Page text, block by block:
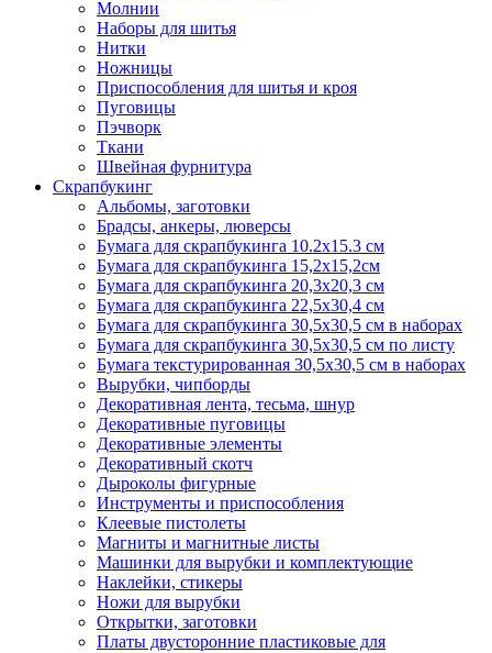
Молнии
Наборы для шитья
Нитки
Ножницы
Приспособления для шитья и кроя
Пуговицы
Пэчворк
Ткани
Швейная фурнитура
Скрапбукинг
Альбомы, заготовки
Брадсы, анкеры, люверсы
Бумага для скрапбукинга 10.2х15.3 см
Бумага для скрапбукинга 15,2х15,2см
Бумага для скрапбукинга 20,3х20,3 см
Бумага для скрапбукинга 22,5х30,4 см
Бумага для скрапбукинга 30,5х30,5 см в наборах
Бумага для скрапбукинга 30,5х30,5 см по листу
Бумага текстурированная 30,5х30,5 см в наборах
Вырубки, чипборды
Декоративная лента, тесьма, шнур
Декоративные пуговицы
Декоративные элементы
Декоративный скотч
Дыроколы фигурные
Инструменты и приспособления
Клеевые пистолеты
Магниты и магнитные листы
Машинки для вырубки и комплектующие
Наклейки, стикеры
Ножи для вырубки
Открытки, заготовки
Платы двусторонние пластиковые для